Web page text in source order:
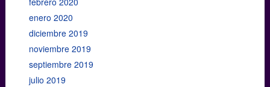
enero 2020
diciembre 2019
noviembre 2019
septiembre 2019
julio 2019